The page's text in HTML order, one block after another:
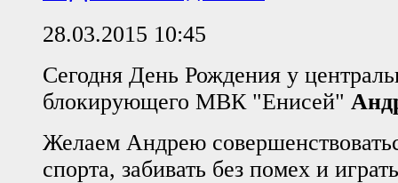
28.03.2015 10:45
Сегодня День Рождения у
блокирующего МВК "Енисей"
Желаем Андрею
спорта, забивать без помех и